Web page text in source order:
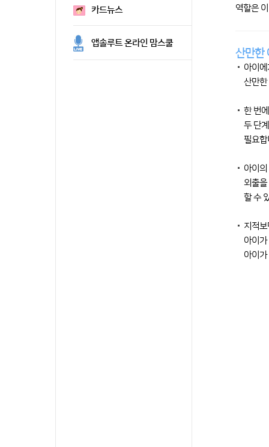
카드뉴스
앱솔루트 온라인 맘스쿨
역할은
산만한
아이
산만한
한 번
두 단
필요
아이
외출을
할 수
지적
아이
아이